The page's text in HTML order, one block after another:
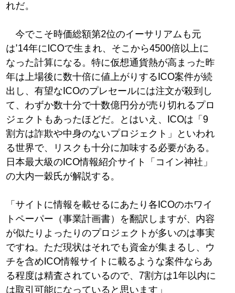
れだ。
今でこそ時価総額第2位のイーサリアムも元
は’14年にICOで生まれ、そこから4500倍以上に
なった計算になる。特に仮想通貨熱が高まった昨
年は上場後に数十倍に値上がりするICO案件が続
出し、有望なICOのプレセールには注文が殺到し
て、わずか数十分で十数億円分が売り切れるプロ
ジェクトもあったほどだ。とはいえ、ICOは「9
割方は詐欺や中身のないプロジェクト」といわれ
る世界で、リスクも十分に加味する必要がある。
日本最大級のICO情報紹介サイト「コイン神社」
の大内一穀氏が解説する。
「サイトに情報を載せるにあたり各ICOのホワイ
トペーパー（事業計画書）を翻訳しますが、内容
が似たりよったりのプロジェクトが多いのは事実
ですね。ただ現状はそれでも資金が集まるし、ウ
チを含めICO情報サイトに載るような案件ならあ
る程度は精査されているので、7割方は1年以内に
は取引可能になっていると思います」